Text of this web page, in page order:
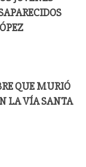
QUE MURIÓ
LA VÍA SANTA